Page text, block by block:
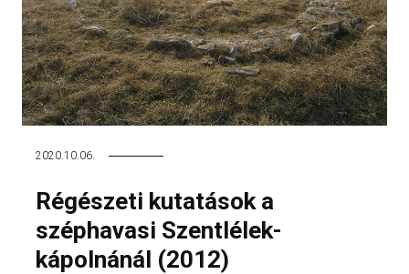
2020.10.06.
Régészeti kutatások a
széphavasi Szentlélek-
kápolnánál (2012)